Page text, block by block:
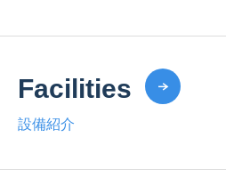
Facilities
設備紹介